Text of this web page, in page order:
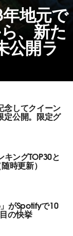
地元で
、新た
公開ラ
念してクイーン
定公開。限定グ
ングTOP30と
時更新）
がSpotifyで10
の快挙